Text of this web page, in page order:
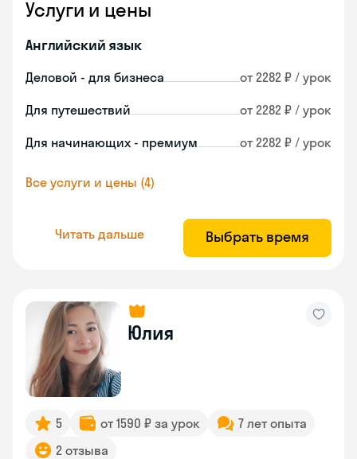
Услуги и цены
Английский язык
Деловой - для бизнеса от 2282 ₽ / урок
Для путешествий от 2282 ₽ / урок
Для начинающих - премиум от 2282 ₽ / урок
Все услуги и цены (4)
Читать дальше Выбрать время
Юлия
5 от 1590 ₽ за урок
7 лет опыта
2 отзыва